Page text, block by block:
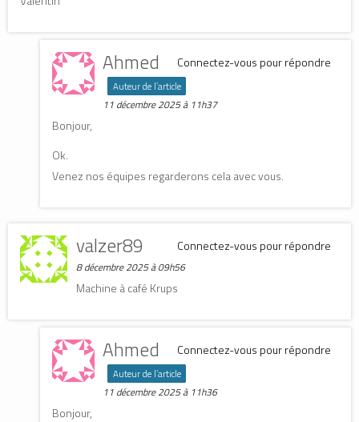
Connectez-vous pour répondre
Ahmed
Auteur de l’article
11 décembre 2025 à 11h37
Bonjour,
Ok.
Venez nos équipes regarderons cela avec vous.
Connectez-vous pour répondre
valzer89
8 décembre 2025 à 09h56
Machine à café Krups
Connectez-vous pour répondre
Ahmed
Auteur de l’article
11 décembre 2025 à 11h36
Bonjour,